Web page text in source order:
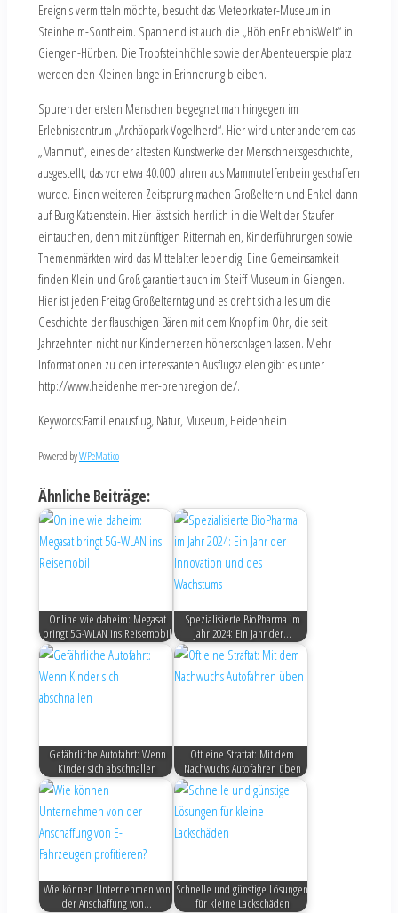
Ereignis vermitteln möchte, besucht das Meteorkrater-Museum in
Steinheim-Sontheim. Spannend ist auch die „HöhlenErlebnisWelt“ in
Giengen-Hürben. Die Tropfsteinhöhle sowie der Abenteuerspielplatz
werden den Kleinen lange in Erinnerung bleiben.
Spuren der ersten Menschen begegnet man hingegen im
Erlebniszentrum „Archäopark Vogelherd“. Hier wird unter anderem das
„Mammut“, eines der ältesten Kunstwerke der Menschheitsgeschichte,
ausgestellt, das vor etwa 40.000 Jahren aus Mammutelfenbein geschaffen
wurde. Einen weiteren Zeitsprung machen Großeltern und Enkel dann
auf Burg Katzenstein. Hier lässt sich herrlich in die Welt der Staufer
eintauchen, denn mit zünftigen Rittermahlen, Kinderführungen sowie
Themenmärkten wird das Mittelalter lebendig. Eine Gemeinsamkeit
finden Klein und Groß garantiert auch im Steiff Museum in Giengen.
Hier ist jeden Freitag Großelterntag und es dreht sich alles um die
Geschichte der flauschigen Bären mit dem Knopf im Ohr, die seit
Jahrzehnten nicht nur Kinderherzen höherschlagen lassen. Mehr
Informationen zu den interessanten Ausflugszielen gibt es unter
http://www.heidenheimer-brenzregion.de/.
Keywords:Familienausflug, Natur, Museum, Heidenheim
Powered byWPeMatico
Ähnliche Beiträge:
Online wie daheim: Megasat
bringt 5G-WLAN ins Reisemobil
Spezialisierte BioPharma im
Jahr 2024: Ein Jahr der…
Gefährliche Autofahrt: Wenn
Kinder sich abschnallen
Oft eine Straftat: Mit dem
Nachwuchs Autofahren üben
Wie können Unternehmen von
der Anschaffung von…
Schnelle und günstige Lösungen
für kleine Lackschäden